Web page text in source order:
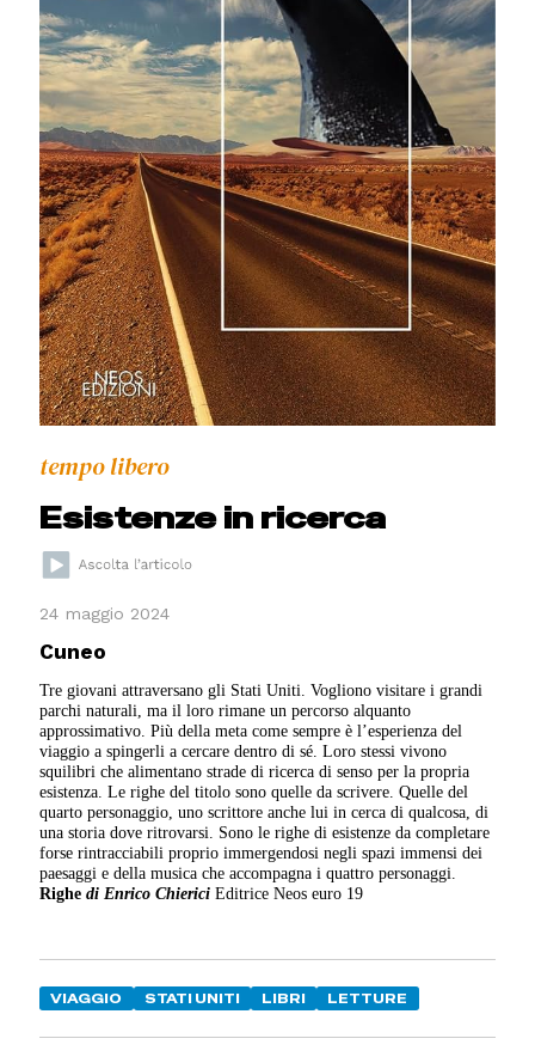
tempo libero
Esistenze in ricerca
24 maggio 2024
Cuneo
Tre giovani attraversano gli Stati Uniti. Vogliono visitare i grandi
parchi naturali, ma il loro rimane un percorso alquanto
approssimativo. Più della meta come sempre è l’esperienza del
viaggio a spingerli a cercare dentro di sé. Loro stessi vivono
squilibri che alimentano strade di ricerca di senso per la propria
esistenza. Le righe del titolo sono quelle da scrivere. Quelle del
quarto personaggio, uno scrittore anche lui in cerca di qualcosa, di
una storia dove ritrovarsi. Sono le righe di esistenze da completare
forse rintracciabili proprio immergendosi negli spazi immensi dei
paesaggi e della musica che accompagna i quattro personaggi.
Righe di Enrico Chierici Editrice Neos euro 19
VIAGGIO STATI UNITI LIBRI LETTURE